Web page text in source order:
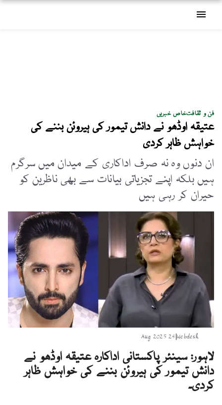
menu
فن و ثقافتخاص خبریں
عتیقہ اوڈھو نے دانش تیمور کی ہیروئن بننے کی
خواہش ظاہر کردی
ان دنوں وہ نہ صرف اداکاری کے میدان میں سرگرم
ہیں بلکہ اپنے تجزیاتی بیانات سے بھی ناظرین کو
حیران کر رہی ہیں
Webdesk
|
24 Aug 2025
لاہور: سینئر پاکستانی اداکارہ عتیقہ اوڈھو نے
دانش تیمور کی ہیروئن بننے کی خواہش ظاہر
کردی۔